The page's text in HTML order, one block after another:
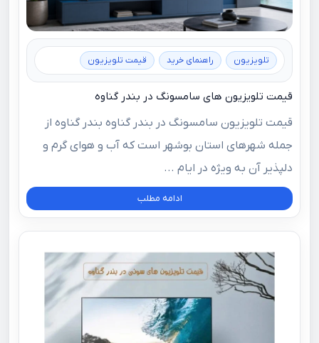
تلویزیون راهنمای خرید قیمت تلویزیون
قیمت تلویزیون های سامسونگ در بندر گناوه
قیمت تلویزیون سامسونگ در بندر گناوه بندر گناوه از
جمله شهرهای استان بوشهر است که آب و هوای گرم و
دلپذیر آن به ویژه در ایام ...
ادامه مطلب